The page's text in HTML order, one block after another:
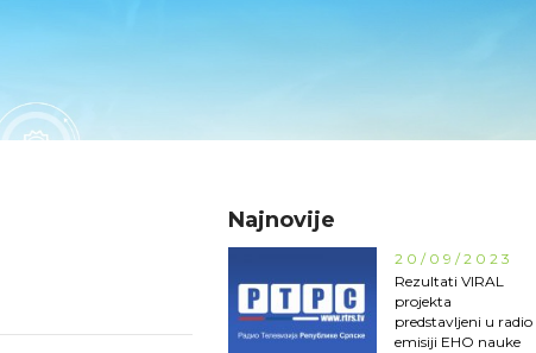
Najnovije
20/09/2023
Rezultati VIRAL
projekta
predstavljeni u radio
emisiji EHO nauke